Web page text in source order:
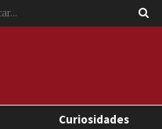
Curiosidades